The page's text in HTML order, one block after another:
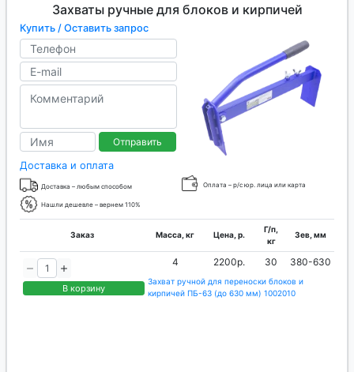
эффект торговых платформ B2B или гигантов
интернет торговли. Где декларативное
соблюдение необоснованных требований и
бюрократических процедур ведет к удорожанию
товаров. Хотя их первоначальная миссия
заключалась в сокращении издержек и
максимальной прозрачности ценообразования.
Поэтому классический поиск в Яндексе или
Google может сгенерировать пакет более
привлекательных предложений.
Захваты ручные для блоков и кирпичей
Купить / Оставить запрос
Отправить
Доставка и оплата
Доставка – любым способом Оплата – р/с юр. лица или карта
Нашли дешевле – вернем 110%
Заказ Масса, кг Цена, р.
Г/п,
кг
Зев, мм
В корзину
4 2200р. 30 380-630
Захват ручной для переноски блоков и
кирпичей ПБ-63 (до 630 мм) 1002010